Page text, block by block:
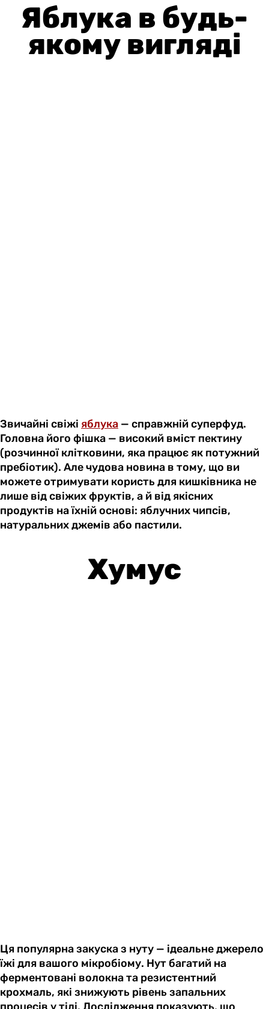
Яблука в будь-
якому вигляді
Звичайні свіжі яблука — справжній суперфуд.
Головна його фішка — високий вміст пектину
(розчинної клітковини, яка працює як потужний
пребіотик). Але чудова новина в тому, що ви
можете отримувати користь для кишківника не
лише від свіжих фруктів, а й від якісних
продуктів на їхній основі: яблучних чипсів,
натуральних джемів або пастили.
Хумус
Ця популярна закуска з нуту — ідеальне джерело
їжі для вашого мікробіому. Нут багатий на
ферментовані волокна та резистентний
крохмаль, які знижують рівень запальних
процесів у тілі. Дослідження показують, що